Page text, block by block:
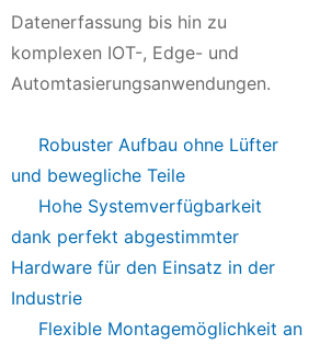
Datenerfassung bis hin zu
komplexen IOT-, Edge- und
Automtasierungsanwendungen.
Robuster Aufbau ohne Lüfter
und bewegliche Teile
Hohe Systemverfügbarkeit
dank perfekt abgestimmter
Hardware für den Einsatz in der
Industrie
Flexible Montagemöglichkeit an